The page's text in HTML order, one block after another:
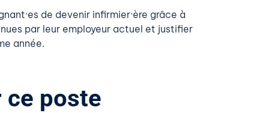
de devenir infirmier·ère grâce à
par leur employeur actuel et justifier
année.
ce poste